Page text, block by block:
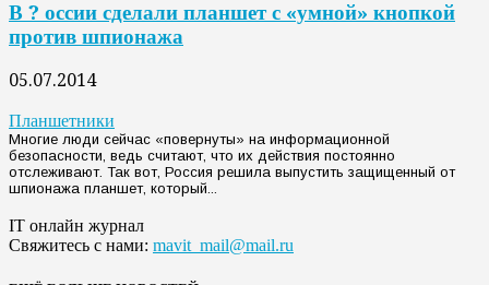
В ? оссии сделали планшет с «умной» кнопкой
против шпионажа
05.07.2014
Планшетники
Многие люди сейчас «повернуты» на информационной
безопасности, ведь считают, что их действия постоянно
отслеживают. Так вот, Россия решила выпустить защищенный от
шпионажа планшет, который...
IT онлайн журнал
Свяжитесь с нами: mavit_mail@mail.ru